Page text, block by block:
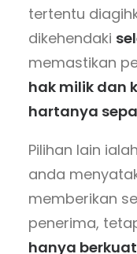
tertentu
dikehendaki
memastikan
hak milik dan
hartanya
Pilihan lain ialah
anda
memberikan
penerima,
hanya